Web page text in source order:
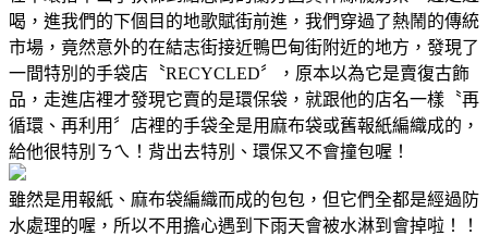
喝，進我們的下個目的地歌賦街前進，我們穿過了熱鬧的傳統
市場，竟然意外的在結志街接近鴨巴甸街附近的地方，發現了
一間特別的手袋店〝RECYCLED〞，原本以為它是賣復古飾
品，走進店裡才發現它賣的是環保袋，就跟他的店名一樣〝再
循環、再利用〞店裡的手袋全是用麻布袋或舊報紙編織成的，
給他很特別ㄋㄟ！背出去特別、環保又不會撞包喔！
雖然是用報紙、麻布袋編織而成的包包，但它們全都是經過防
水處理的喔，所以不用擔心遇到下雨天會被水淋到會掉啦！！